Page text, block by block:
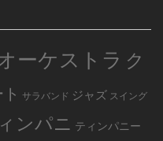
ーケストラ ク
サラバンド ジャズ スイング
ンパニ ティンパニー